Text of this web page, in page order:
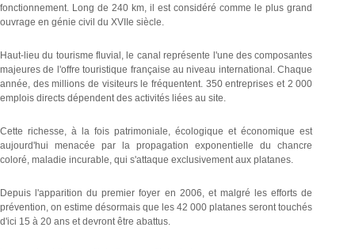
fonctionnement. Long de 240 km, il est considéré comme le plus grand
ouvrage en génie civil du XVIIe siècle.
Haut-lieu du tourisme fluvial, le canal représente l'une des composantes
majeures de l'offre touristique française au niveau international. Chaque
année, des millions de visiteurs le fréquentent. 350 entreprises et 2 000
emplois directs dépendent des activités liées au site.
Cette richesse, à la fois patrimoniale, écologique et économique est
aujourd'hui menacée par la propagation exponentielle du chancre
coloré, maladie incurable, qui s'attaque exclusivement aux platanes.
Depuis l'apparition du premier foyer en 2006, et malgré les efforts de
prévention, on estime désormais que les 42 000 platanes seront touchés
d'ici 15 à 20 ans et devront être abattus.